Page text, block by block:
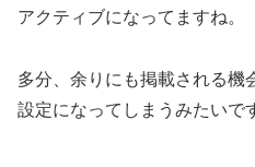
アクティブになってますね。
多分、余りにも掲載される機
設定になってしまうみたいで